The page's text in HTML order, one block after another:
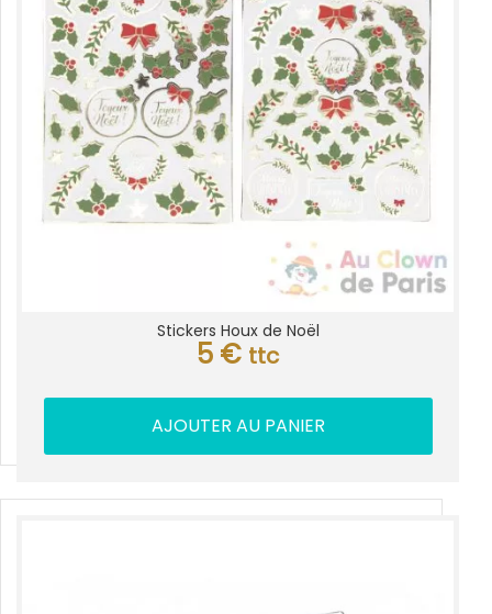
Stickers Houx de Noël
5 € ttc
AJOUTER AU PANIER